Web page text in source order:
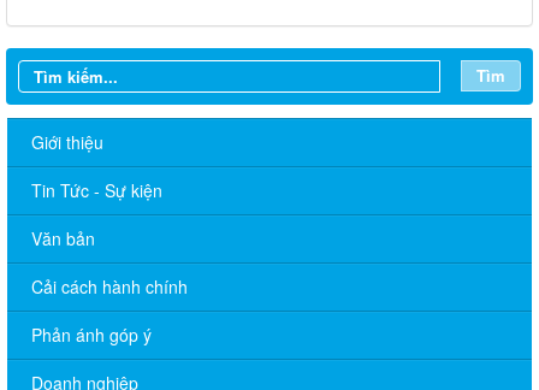
Tìm
Giới thiệu
Tin Tức - Sự kiện
Văn bản
Cải cách hành chính
Phản ánh góp ý
Doanh nghiệp
Lịch làm việc của UBND xã Phú Lý từ ngày 24/11 đến ngày
28/11/2025